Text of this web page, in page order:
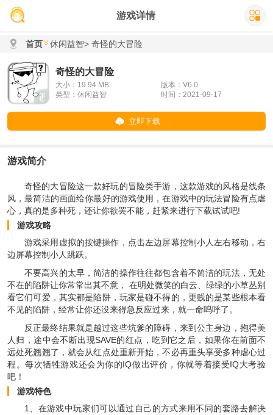
游戏详情
首页 休闲益智> 奇怪的大冒险
奇怪的大冒险
大小：19.94 MB
版本：V6.0
类型：休闲益智
时间：2021-09-17
立即下载
游戏简介
奇怪的大冒险这一款好玩的冒险类手游，这款游戏的风格是线条
风，最简洁的画面给你最好的游戏使用，在游戏中的玩法冒险有点虐
心，真的是多种死，还让你欲罢不能，赶紧来进行下载试试吧!
游戏攻略
游戏采用虚拟的按键操作，点击左边屏幕控制小人左右移动，右
边屏幕控制小人跳跃。
不要高兴的太早，简洁的操作往往都包含着不简洁的玩法，无处
不在的陷阱让你常常出其不意， 在明处微笑的白云、绿绿的小草丛别
看它们可爱，其实都是陷阱，玩家是碰不得的，更贱的是某些根本看
不见的陷阱，经常让你还没来得急反应过来，就一命呜呼了。
反正最终结果就是越过这些坑爹的障碍，来到公主身边，抱得美
人归，途中会不断出现SAVE的红点，吃到它之后，如果你在前面不
远处死翘翘了，就会从红点处重新开始，不必再重头享受多种虐心过
程。每次牺牲游戏还会为你的IQ做出评价，你就等着接受IQ大考验
吧！
游戏特色
1、在游戏中玩家们可以通过自己的方式来用不同的套路去解决